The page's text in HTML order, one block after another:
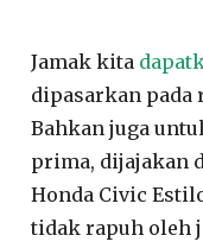
Jamak kita
dipasarkan pada
Bahkan juga
prima, dijajakan
Honda Civic
tidak rapuh oleh